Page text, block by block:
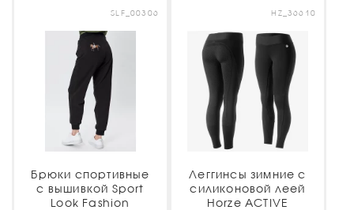
SLF_00306
Брюки спортивные
с вышивкой Sport
Look Fashion
HZ_36610
Леггинсы зимние с
силиконовой леей
Horze ACTIVE